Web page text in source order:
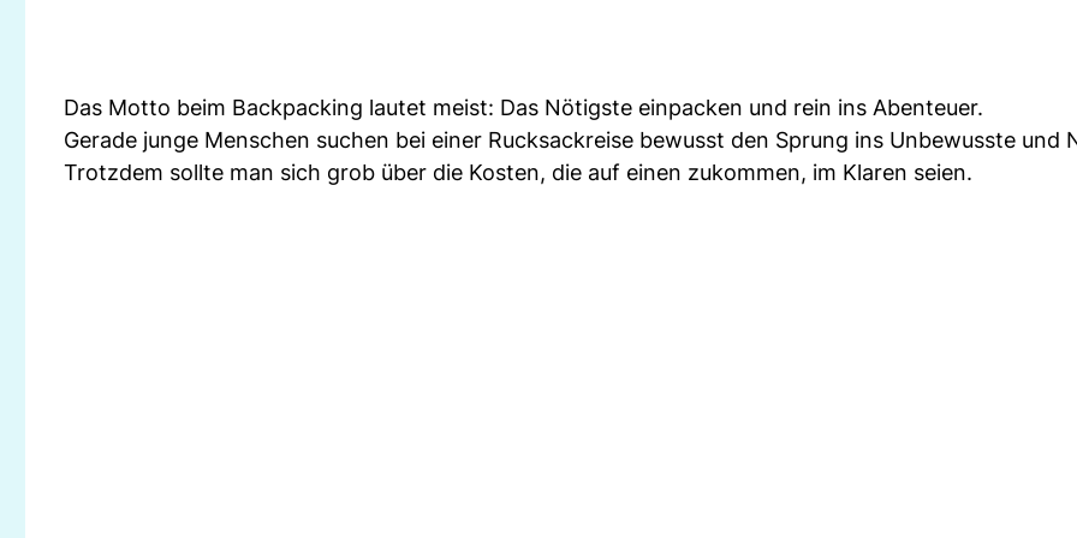
Das Motto beim Backpacking lautet meist: Das Nötigste einpacken und rein ins Abenteuer.
Gerade junge Menschen suchen bei einer Rucksackreise bewusst den Sprung ins Unbewusste und
Trotzdem sollte man sich grob über die Kosten, die auf einen zukommen, im Klaren seien.